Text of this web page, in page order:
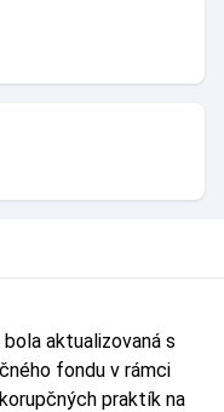
aktualizovaná s
fondu v rámci
praktík na